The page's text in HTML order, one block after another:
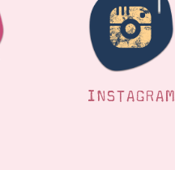
INSTAGRAM